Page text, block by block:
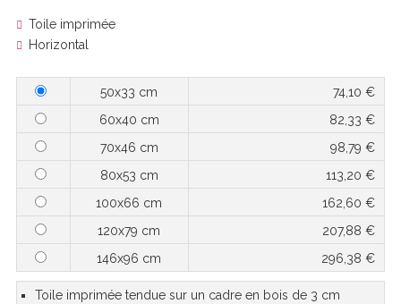
Toile imprimée
Horizontal
50x33 cm
74,10 €
60x40 cm
82,33 €
70x46 cm
98,79 €
80x53 cm
113,20 €
100x66 cm
162,60 €
120x79 cm
207,88 €
146x96 cm
296,38 €
Toile imprimée tendue sur un cadre en bois de 3 cm